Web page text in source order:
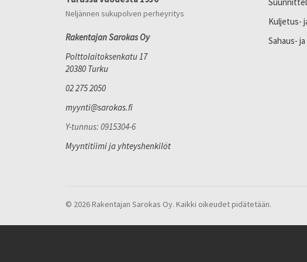
Neljännen sukupolven perheyritys
Rakentajan Sarokas Oy
Polttolaitoksenkatu 17
20380 Turku
02 275 2050
myynti@sarokas.fi
Y-tunnus: 0915304-6
Myyntitiimi ja yhteyshenkilöt
Kuljetus-
Sahaus-
© 2026 Rakentajan Sarokas Oy. Kaikki oikeudet pidätetään.